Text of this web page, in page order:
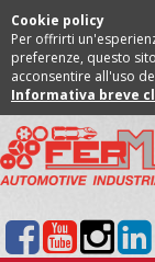
Cookie policy
Per offrirti
preferenze, questo
acconsentire all'uso
Informativa breve